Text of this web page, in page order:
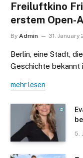
Freiluftkino
erstem Open-
By Admin 31. January
Berlin, eine Stadt,
Geschichte
mehr lesen
5.